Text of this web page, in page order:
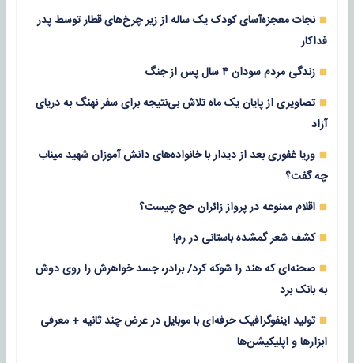
نجات معجزه‌آسای کودک یک ساله از زیر چرخ‌های قطار توسط پدر
فداکار
زندگی مردم سودان ۴ سال پس از جنگ
تصاویری از پایان یک ماه تلاش بی‌نتیجه برای سفر نهنگ به دریای
آزاد
وریا غفوری بعد از دیدار با خانواده‌های دانش آموزان شهید میناب
چه گفت؟
اقلام ممنوعه در پرواز زائران حج چیست؟
کشف شعر گمشده باستانی در رم!
صحنه‌ای که هند را شوکه کرد/ برادر، جسد خواهرش را روی دوش
به بانک برد
تولید اینفوگرافیک حرفه‌ای با موبایل در عرض چند ثانیه + معرفی
ابزارها و اپلیکیشن‌ها